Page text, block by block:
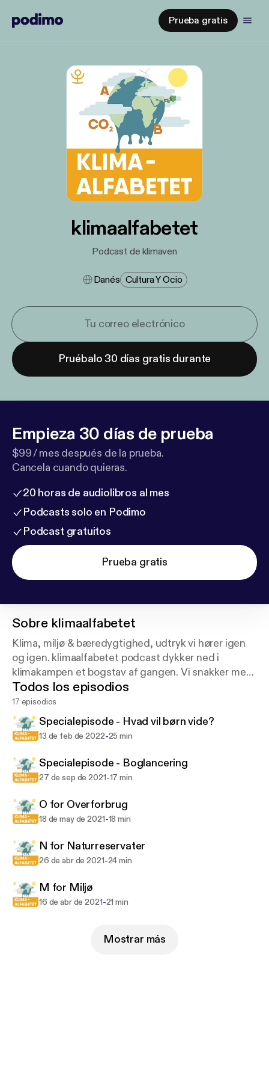
Prueba gratis
klimaalfabetet
Podcast de klimaven
Danés Cultura Y Ocio
Pruébalo 30 días gratis durante
Empieza 30 días de prueba
$99 / mes después de la prueba.
Cancela cuando quieras.
20 horas de audiolibros al mes
Podcasts solo en Podimo
Podcast gratuitos
Prueba gratis
Sobre klimaalfabetet
Klima, miljø & bæredygtighed, udtryk vi hører igen
og igen. klimaalfabetet podcast dykker ned i
klimakampen et bogstav af gangen. Vi snakker med
eksperter, så vi sammen kan blive klogere. Vi ser på,
hvad de forskellige ting betyder for dig i din
hverdag.
Todos los episodios
17 episodios
Specialepisode - Hvad vil børn vide?
13 de feb de 2022-25 min
Specialepisode - Boglancering
27 de sep de 2021-17 min
O for Overforbrug
18 de may de 2021-18 min
N for Naturreservater
26 de abr de 2021-24 min
M for Miljø
16 de abr de 2021-21 min
Mostrar más